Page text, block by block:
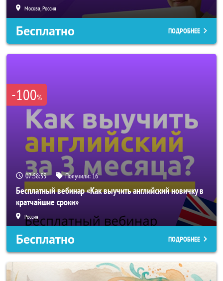
Москва, Россия
Бесплатно ПОДРОБНЕЕ
-100%
07:58:50 Получили:16
Бесплатный вебинар «Как выучить английский новичку в
кратчайшие сроки»
Россия
Бесплатно ПОДРОБНЕЕ